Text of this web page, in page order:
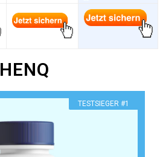
​TESTSIEGER #1